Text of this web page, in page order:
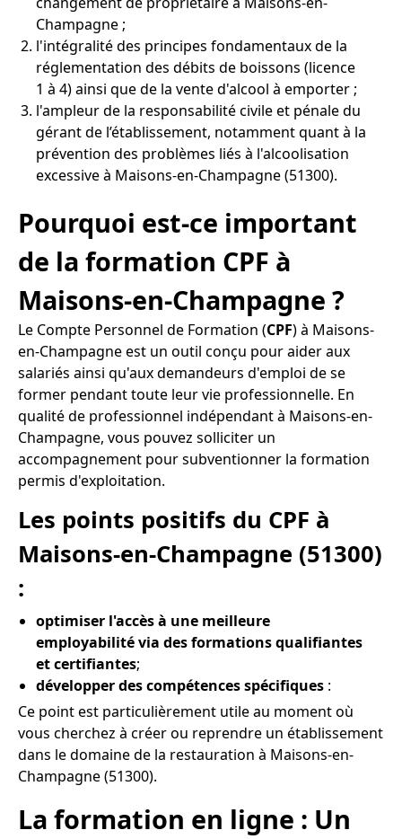
Champagne ;
l'intégralité des principes fondamentaux de la
réglementation des débits de boissons (licence
1 à 4) ainsi que de la vente d'alcool à emporter ;
l'ampleur de la responsabilité civile et pénale du
gérant de l’établissement, notamment quant à la
prévention des problèmes liés à l'alcoolisation
excessive à Maisons-en-Champagne (51300).
Pourquoi est-ce important
de la formation CPF à
Maisons-en-Champagne ?
Le Compte Personnel de Formation (CPF) à Maisons-
en-Champagne est un outil conçu pour aider aux
salariés ainsi qu'aux demandeurs d'emploi de se
former pendant toute leur vie professionnelle. En
qualité de professionnel indépendant à Maisons-en-
Champagne, vous pouvez solliciter un
accompagnement pour subventionner la formation
permis d'exploitation.
Les points positifs du CPF à
Maisons-en-Champagne (51300)
:
optimiser l'accès à une meilleure
employabilité via des formations qualifiantes
et certifiantes;
développer des compétences spécifiques :
Ce point est particulièrement utile au moment où
vous cherchez à créer ou reprendre un établissement
dans le domaine de la restauration à Maisons-en-
Champagne (51300).
La formation en ligne : Un